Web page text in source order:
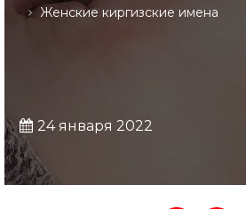
Женские киргизские имена
24 января 2022